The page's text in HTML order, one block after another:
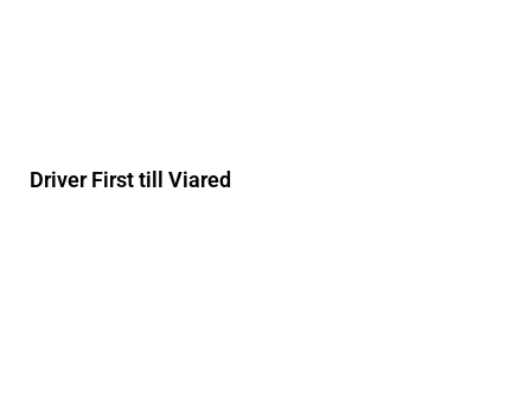
Driver First till Viared